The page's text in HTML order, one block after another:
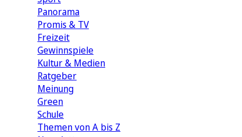
Panorama
Promis & TV
Freizeit
Gewinnspiele
Kultur & Medien
Ratgeber
Meinung
Green
Schule
Themen von A bis Z